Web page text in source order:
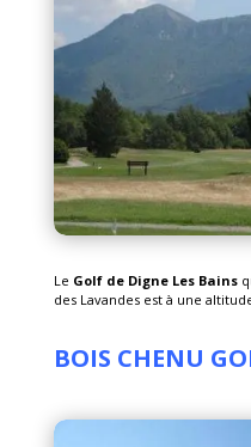
Le Golf de Digne Les Bains
des Lavandes est à une
BOIS CHENU